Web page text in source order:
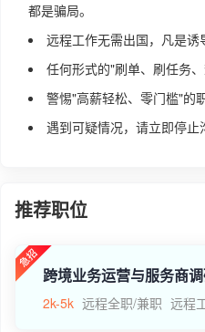
都是骗局。
远程工作无需出国，凡是诱
任何形式的"刷单、刷任务
警惕"高薪轻松、零门槛"的
遇到可疑情况，请立即停止
推荐职位
跨境业务运营与服务商
2k-5k 远程全职/兼职 远程